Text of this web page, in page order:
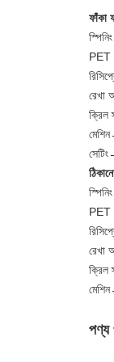
ফাঁকা
PET
রেখা
ক্রিল
PET
রেখা
ক্রিল
পণ্য